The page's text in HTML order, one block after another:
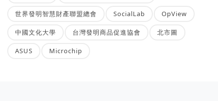
世界發明智慧財產聯盟總會 SocialLab OpView
中國文化大學 台灣發明商品促進協會 北市圖
ASUS Microchip